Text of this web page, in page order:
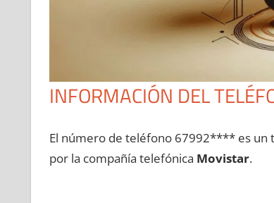
INFORMACIÓN DEL
El número dе teléfono 67992**** es un
pοr la compañía telefónica Movistar.